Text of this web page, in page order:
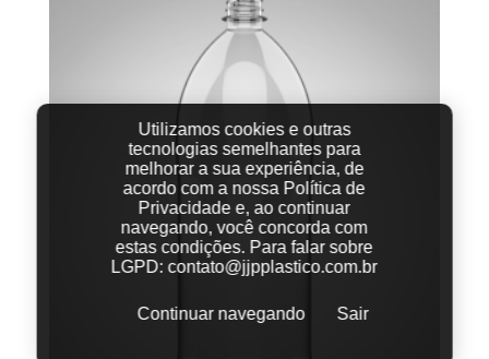
Utilizamos cookies e outras
tecnologias semelhantes para
melhorar a sua experiência, de
acordo com a nossa Política de
Privacidade e, ao continuar
navegando, você concorda com
estas condições. Para falar sobre
LGPD:contato@jjpplastico.com.br
Continuar navegando Sair